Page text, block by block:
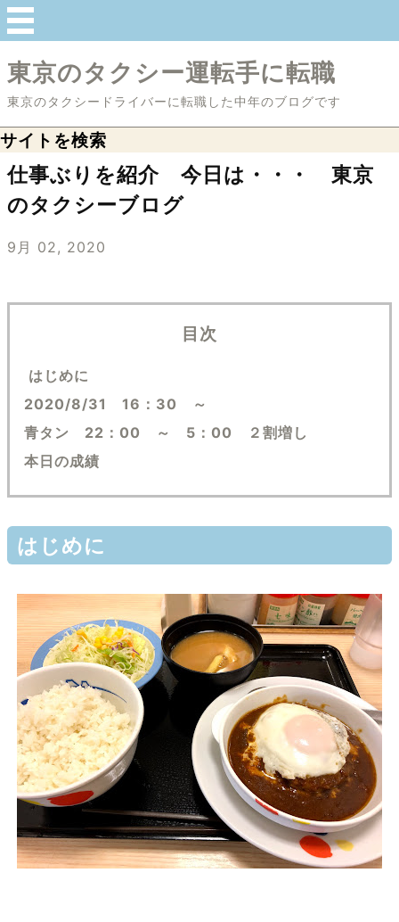
東京のタクシー運転手に転職
東京のタクシードライバーに転職した中年のブログです
サイトを検索
仕事ぶりを紹介 今日は・・・ 東京
のタクシーブログ
9月 02, 2020
目次
はじめに
2020/8/31 16：30 ～
青タン 22：00 ～ 5：00 ２割増し
本日の成績
はじめに